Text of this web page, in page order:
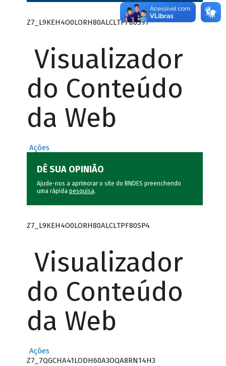
Z7_L9KEH4O0LORH80ALCLTPF80S97
Visualizador
do Conteúdo
da Web
Ações
DÊ SUA OPINIÃO
Ajude-nos a aprimorar o site do BNDES preenchendo
uma rápida pesquisa.
Z7_L9KEH4O0LORH80ALCLTPF80SP4
Visualizador
do Conteúdo
da Web
Ações
Z7_7QGCHA41LODH60A3OQA8RN14H3